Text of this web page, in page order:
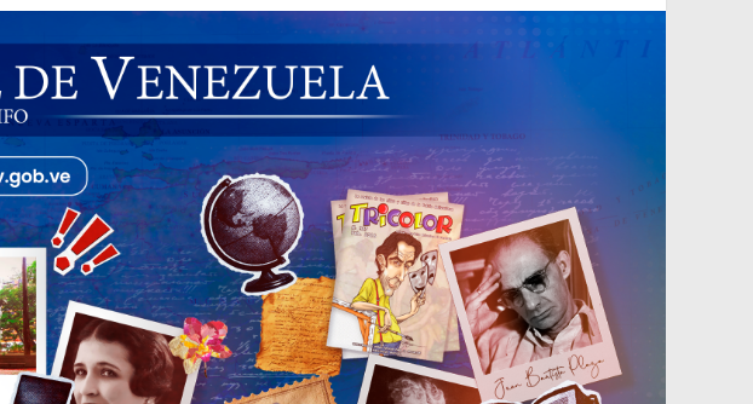
V, Caracas 09 de marzo de 2006 N° 38.394